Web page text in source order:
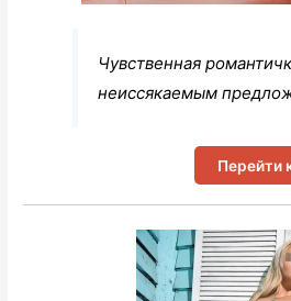
Чувственная
неиссякаемым
Перейти